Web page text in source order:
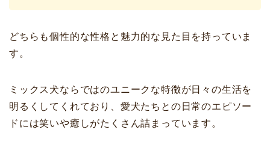
どちらも個性的な性格と魅力的な見た目を持っていま
す。
ミックス犬ならではのユニークな特徴が日々の生活を
明るくしてくれており、愛犬たちとの日常のエピソー
ドには笑いや癒しがたくさん詰まっています。